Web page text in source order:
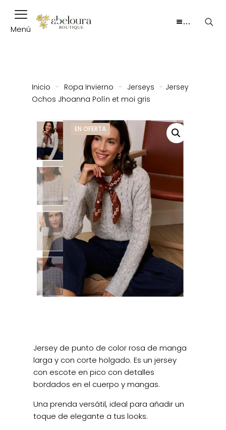
Menú
…
Inicio - Ropa Invierno - Jerseys - Jersey
Ochos Jhoanna Polín et moi gris
EN OFERTA
Jersey de punto de color rosa de manga
larga y con corte holgado. Es un jersey
con escote en pico con detalles
bordados en el cuerpo y mangas.
Una prenda versátil, ideal para añadir un
toque de elegante a tus looks.